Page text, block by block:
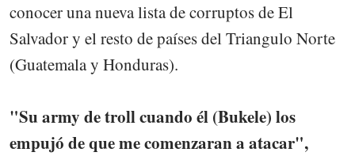
conocer una nueva lista de corruptos de El
Salvador y el resto de países del Triangulo Norte
(Guatemala y Honduras).
"Su army de troll cuando él (Bukele) los
empujó de que me comenzaran a atacar",